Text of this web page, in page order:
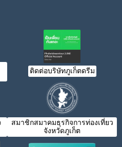
ติดต่อบริษัทภูเก็ตดรีม
สมาชิกสมาคมธุรกิจการท่องเที่ยว
จังหวัดภูเก็ต